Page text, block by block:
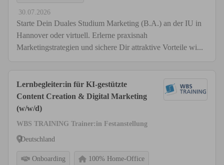
30.07.2026
Starte Dein Duales Studium Marketing (B.A.) an der IU in
Hannover oder virtuell. Erlerne praxisnah
Marketingstrategien und sichere Dir attraktive Vorteile wi...
Lernbegleiter:in für KI-gestützte
Content Creation & Digital Marketing
(w/w/d)
WBS TRAINING Trainer:in Festanstellung
Deutschland
Onboarding 100% Home-Office